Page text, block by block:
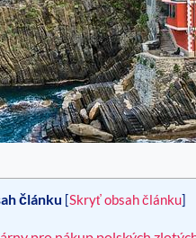
článku [Skryť obsah článku]